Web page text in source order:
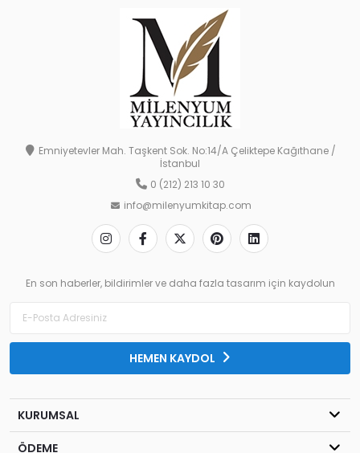
Emniyetevler Mah. Taşkent Sok. No:14/A Çeliktepe Kağıthane /
İstanbul
0 (212) 213 10 30
info@milenyumkitap.com
En son haberler, bildirimler ve daha fazla tasarım için kaydolun
HEMEN KAYDOL
KURUMSAL
ÖDEME